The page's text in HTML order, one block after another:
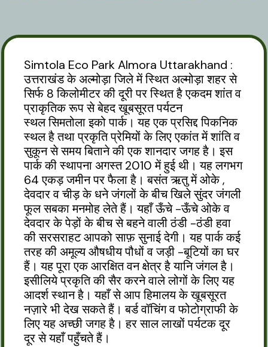
Simtola Eco Park Almora Uttarakhand :
उत्तराखंड के अल्मोड़ा जिले में स्थित अल्मोड़ा शहर से
सिर्फ 8 किलोमीटर की दूरी पर स्थित है एकदम शांत व
प्राकृतिक रूप से बेहद खूबसूरत पर्यटन
स्थल सिमतोला इको पार्क। यह एक प्रसिद्द पिकनिक
स्थल है तथा प्रकृति प्रेमियों के लिए एकांत में शांति व
सुकून से समय बिताने की एक शानदार जगह है। इस
पार्क की स्थापना अगस्त 2010 में हुई थी। यह लगभग
64 एकड़ जमीन पर फैला है। बसंत ऋतु में ओके ,
देवदार व चीड़ के धने जंगलों के बीच खिले सुंदर जंगली
फूल सबका मनमोह लेते हैं। यहाँ ऊँचे -ऊँचे ओके व
देवदार के पेड़ों के बीच से बहने वाली ठंडी -ठंडी हवा
की सरसराहट आपको साफ़ सुनाई देगी। यह पार्क कई
तरह की अमूल्य औषधीय पौधों व जड़ी -बूटियों का घर
हैं। यह पूरा एक आरक्षित वन क्षेत्र है यानि जंगल है।
इसीलिये प्रकृति की सैर करने वाले लोगों के लिए यह
आदर्श स्थान है। यहाँ से आप हिमालय के खूबसूरत
नज़ारे भी देख सकते हैं। बर्ड वॉचिंग व फोटोग्राफी के
लिए यह अच्छी जगह है। हर साल लाखों पर्यटक दूर
दूर से यहाँ पहुँचते हैं।